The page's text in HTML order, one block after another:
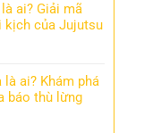
ai? Giải mã
kịch của Jujutsu
là ai? Khám phá
báo thù lừng